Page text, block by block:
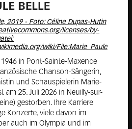
BELLE
1946 in Pont-Sainte-Maxence
Chanson-Sängerin,
und Schauspielerin Marie-
am 25. Juli 2026 in Neuilly-sur-
gestorben. Ihre Karriere
Konzerte, viele davon im
auch im Olympia und im